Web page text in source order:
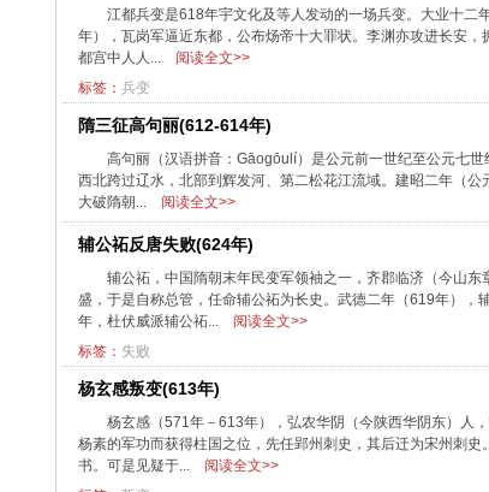
江都兵变是618年宇文化及等人发动的一场兵变。大业十
年），瓦岗军逼近东都，公布炀帝十大罪状。李渊亦攻进长安
都宫中人人...
阅读全文>>
标签： 兵变
隋三征高句丽(612-614年)
高句丽（汉语拼音：Gāogōulí）是公元前一世纪至公元七
西北跨过辽水，北部到辉发河、第二松花江流域。建昭二年（
大破隋朝...
阅读全文>>
辅公祏反唐失败(624年)
辅公祏，中国隋朝末年民变军领袖之一，齐郡临济（今山
盛，于是自称总管，任命辅公祏为长史。武德二年（619年）
年，杜伏威派辅公祏...
阅读全文>>
标签： 失败
杨玄感叛变(613年)
杨玄感（571年－613年），弘农华阴（今陕西华阴东）人
杨素的军功而获得柱国之位，先任郢州刺史，其后迁为宋州刺
书。可是见疑于...
阅读全文>>